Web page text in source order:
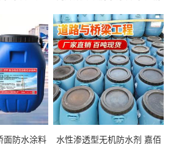
厂家
面防水涂料
水性渗透型无机防水剂 嘉佰